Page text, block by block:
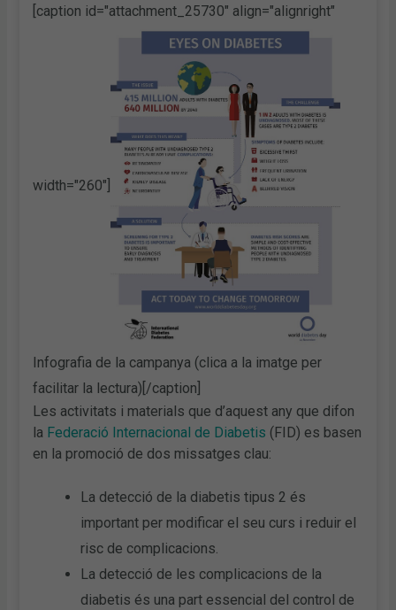
[caption id="attachment_25730" align="alignright"
width="260"]
Infografia de la campanya (clica a la imatge per
facilitar la lectura)[/caption]
Les activitats i materials que d’aquest any que difon
la Federació Internacional de Diabetis (FID) es basen
en la promoció de dos missatges clau:
La detecció de la diabetis tipus 2 és
important per modificar el seu curs i reduir el
risc de complicacions.
La detecció de les complicacions de la
diabetis és una part essencial del control de